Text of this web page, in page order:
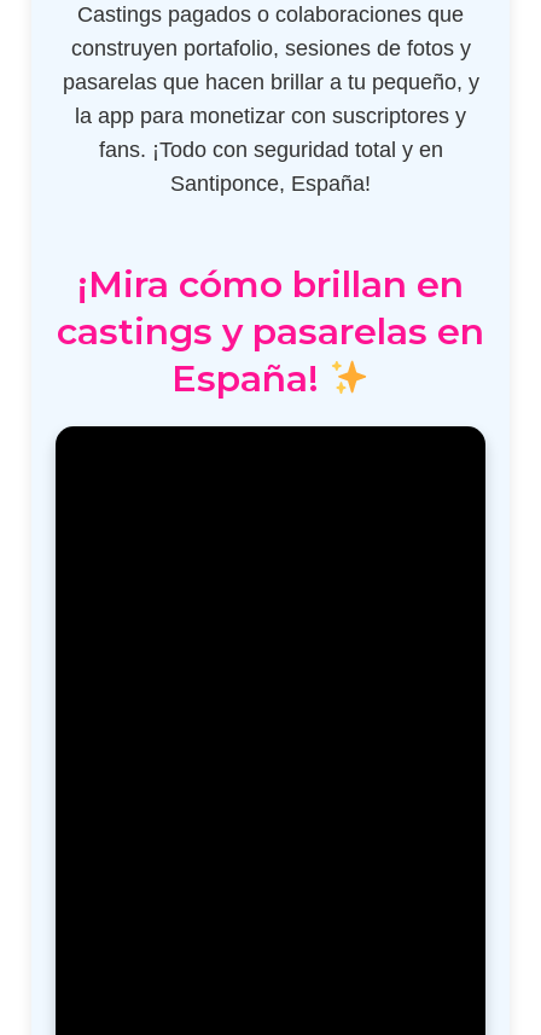
Castings pagados o colaboraciones que
construyen portafolio, sesiones de fotos y
pasarelas que hacen brillar a tu pequeño, y
la app para monetizar con suscriptores y
fans. ¡Todo con seguridad total y en
Santiponce, España!
¡Mira cómo brillan en
castings y pasarelas en
España!